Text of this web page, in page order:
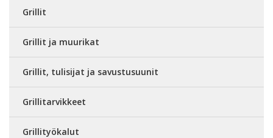
Grillit
Grillit ja muurikat
Grillit, tulisijat ja savustusuunit
Grillitarvikkeet
Grillityökalut